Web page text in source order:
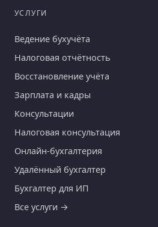
УСЛУГИ
Ведение бухучёта
Налоговая отчётность
Восстановление учёта
Зарплата и кадры
Консультации
Налоговая консультация
Онлайн-бухгалтерия
Удалённый бухгалтер
Бухгалтер для ИП
Все услуги →